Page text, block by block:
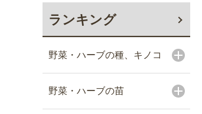
ランキング
野菜・ハーブの種、キノコ
野菜・ハーブの苗